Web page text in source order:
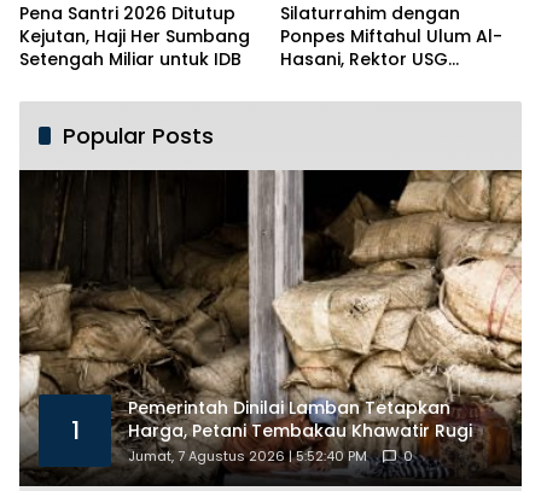
Pena Santri 2026 Ditutup
Kejutan, Haji Her Sumbang
Setengah Miliar untuk IDB
Silaturrahim dengan
Ponpes Miftahul Ulum Al-
Hasani, Rektor USG
Beasiswa
Popular Posts
1
Pemerintah Dinilai Lamban Tetapkan
Harga, Petani Tembakau Khawatir Rugi
Jumat, 7 Agustus 2026 | 5:52:40 PM 0